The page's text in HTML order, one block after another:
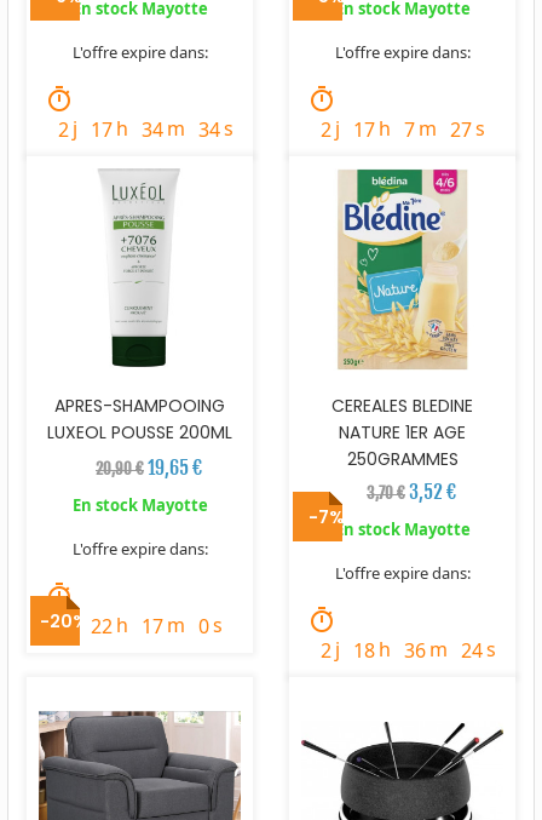
En stock Mayotte
L'offre expire dans:
timer
2j 17h 34m 32s
En stock Mayotte
L'offre expire dans:
timer
2j 17h 7m 25s
APRES-SHAMPOOING
LUXEOL POUSSE 200ML
20,90 €19,65 €
En stock Mayotte
L'offre expire dans:
timer
3j 22h 16m 58
CEREALES BLEDINE
NATURE 1ER AGE
250GRAMMES
3,70 €3,52 €
En stock Mayotte
L'offre expire dans:
timer
2j 18h 36m 22s
-20%
-7%